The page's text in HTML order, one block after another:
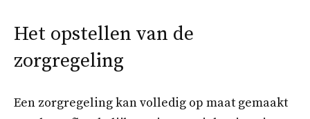
Het opstellen van de
zorgregeling
Een zorgregeling kan volledig op maat gemaakt